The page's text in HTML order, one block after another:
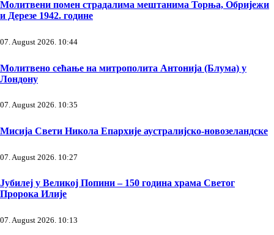
Молитвени помен страдалима мештанима Торња, Обријежи
и Дерезе 1942. године
07. August 2026. 10:44
Молитвено сећање на митрополита Антонија (Блума) у
Лондону
07. August 2026. 10:35
Мисија Свети Никола Епархије аустралијско-новозеландске
07. August 2026. 10:27
Јубилеј у Великој Попини – 150 година храма Светог
Пророка Илије
07. August 2026. 10:13